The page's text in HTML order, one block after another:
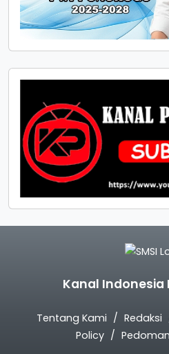
Kanal Indonesia
Tentang Kami Redaksi
Policy